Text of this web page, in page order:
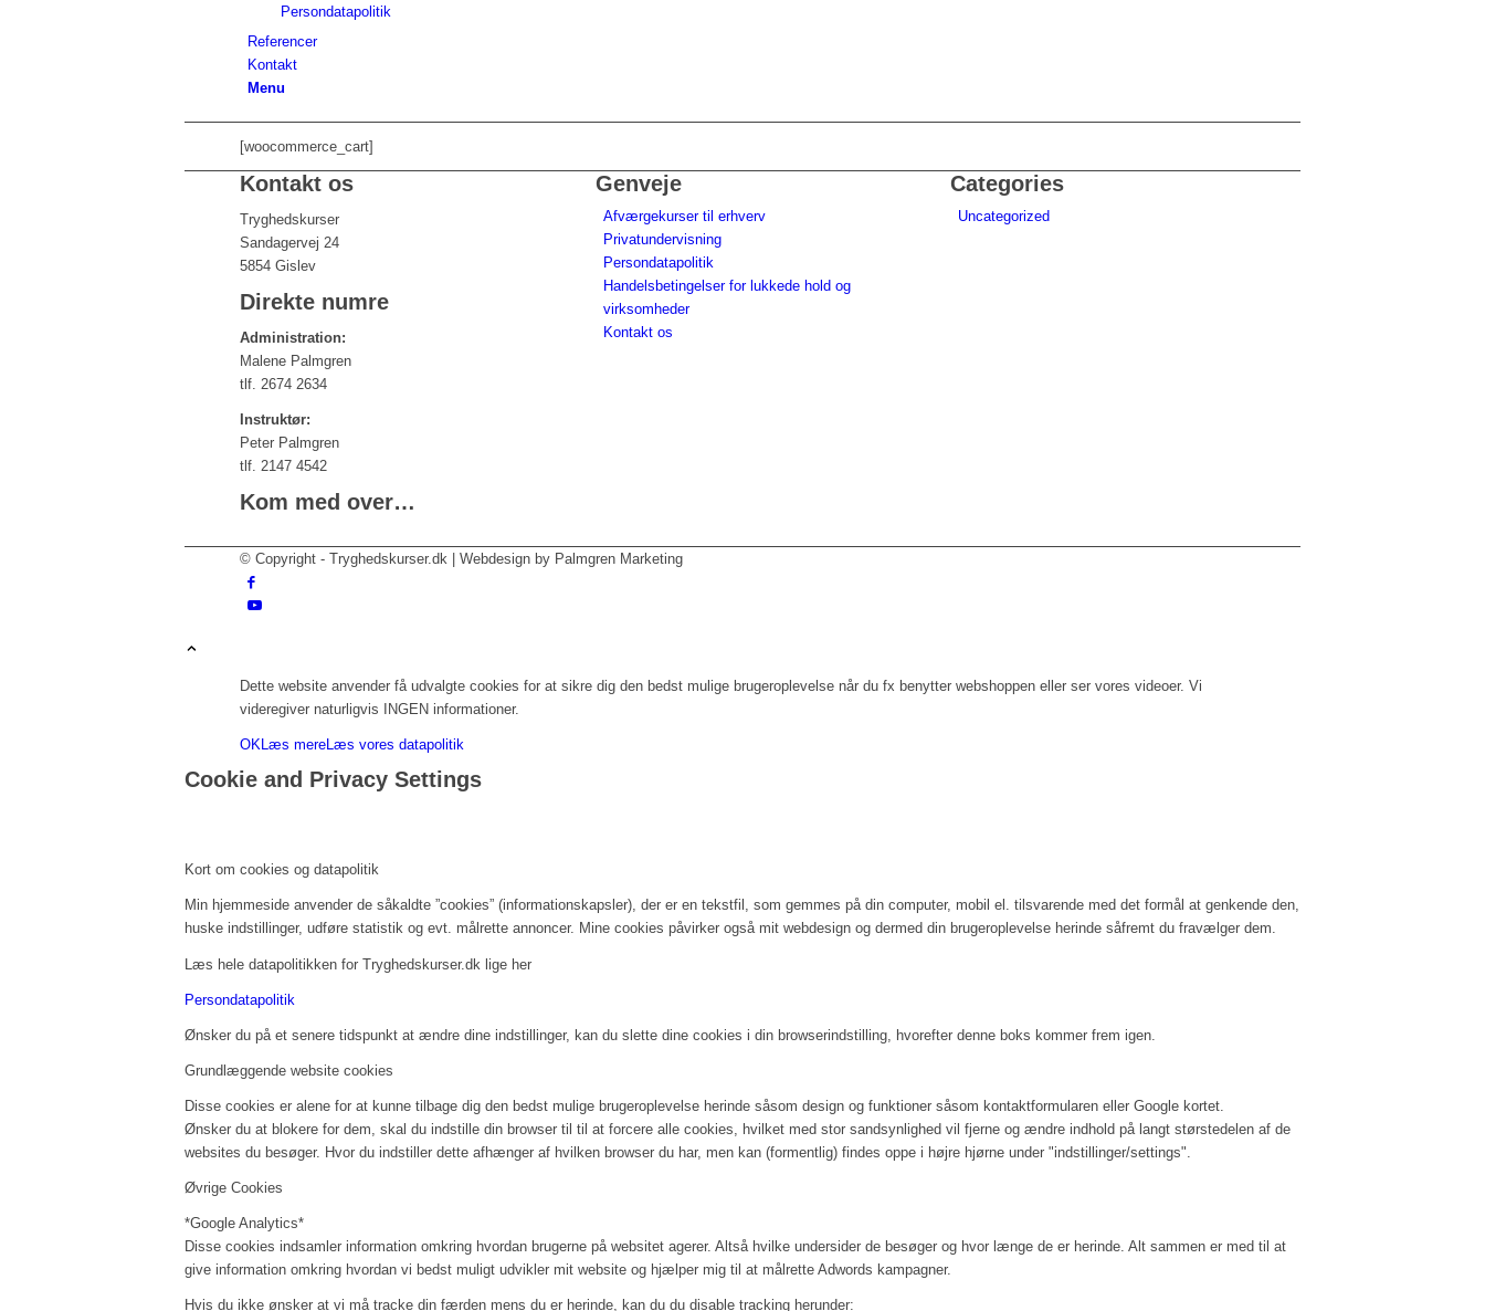
Persondatapolitik
Referencer
Kontakt
Menu
[woocommerce_cart]
Kontakt os
Tryghedskurser
Sandagervej 24
5854 Gislev
Direkte numre
Administration:
Malene Palmgren
tlf. 2674 2634
Instruktør:
Peter Palmgren
tlf. 2147 4542
Kom med over…
Genveje
Afværgekurser til erhverv
Privatundervisning
Persondatapolitik
Handelsbetingelser for lukkede hold og
virksomheder
Kontakt os
Categories
Uncategorized
© Copyright - Tryghedskurser.dk | Webdesign by Palmgren Marketing
Dette website anvender få udvalgte cookies for at sikre dig den bedst mulige brugeroplevelse når du fx benytter webshoppen eller ser vores videoer. Vi
videregiver naturligvis INGEN informationer.
OKLæs mereLæs vores datapolitik
Cookie and Privacy Settings
Kort om cookies og datapolitik
Min hjemmeside anvender de såkaldte ”cookies” (informationskapsler), der er en tekstfil, som gemmes på din computer, mobil el. tilsvarende med det formål at genkende den,
huske indstillinger, udføre statistik og evt. målrette annoncer. Mine cookies påvirker også mit webdesign og dermed din brugeroplevelse herinde såfremt du fravælger dem.
Læs hele datapolitikken for Tryghedskurser.dk lige her
Persondatapolitik
Ønsker du på et senere tidspunkt at ændre dine indstillinger, kan du slette dine cookies i din browserindstilling, hvorefter denne boks kommer frem igen.
Grundlæggende website cookies
Disse cookies er alene for at kunne tilbage dig den bedst mulige brugeroplevelse herinde såsom design og funktioner såsom kontaktformularen eller Google kortet.
Ønsker du at blokere for dem, skal du indstille din browser til til at forcere alle cookies, hvilket med stor sandsynlighed vil fjerne og ændre indhold på langt størstedelen af de
websites du besøger. Hvor du indstiller dette afhænger af hvilken browser du har, men kan (formentlig) findes oppe i højre hjørne under "indstillinger/settings".
Øvrige Cookies
*Google Analytics*
Disse cookies indsamler information omkring hvordan brugerne på websitet agerer. Altså hvilke undersider de besøger og hvor længe de er herinde. Alt sammen er med til at
give information omkring hvordan vi bedst muligt udvikler mit website og hjælper mig til at målrette Adwords kampagner.
Hvis du ikke ønsker at vi må tracke din færden mens du er herinde, kan du du disable tracking herunder: